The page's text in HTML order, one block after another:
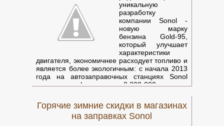
уникальную
разработку
компании Sonol -
новую марку
бензина Gold-95,
который улучшает
характеристики
двигателя, экономичнее расходует топливо и
является более экологичным: с начала 2013
года на автозаправочных станциях Sonol
ежемесячно фиксируется 2 300 000 заправок
который уже заменил старый 95-ый бензин
на всех 230 автозаправках по всей стране и
Горячие зимние скидки в магазинах
на заправках Sonol